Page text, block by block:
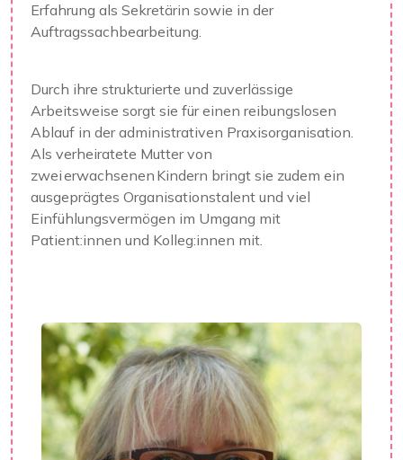
Erfahrung als Sekretärin sowie in der
Auftragssachbearbeitung.
Durch ihre strukturierte und zuverlässige
Arbeitsweise sorgt sie für einen reibungslosen
Ablauf in der administrativen Praxisorganisation.
Als verheiratete Mutter von
zwei erwachsenen Kindern bringt sie zudem ein
ausgeprägtes Organisationstalent und viel
Einfühlungsvermögen im Umgang mit
Patient:innen und Kolleg:innen mit.